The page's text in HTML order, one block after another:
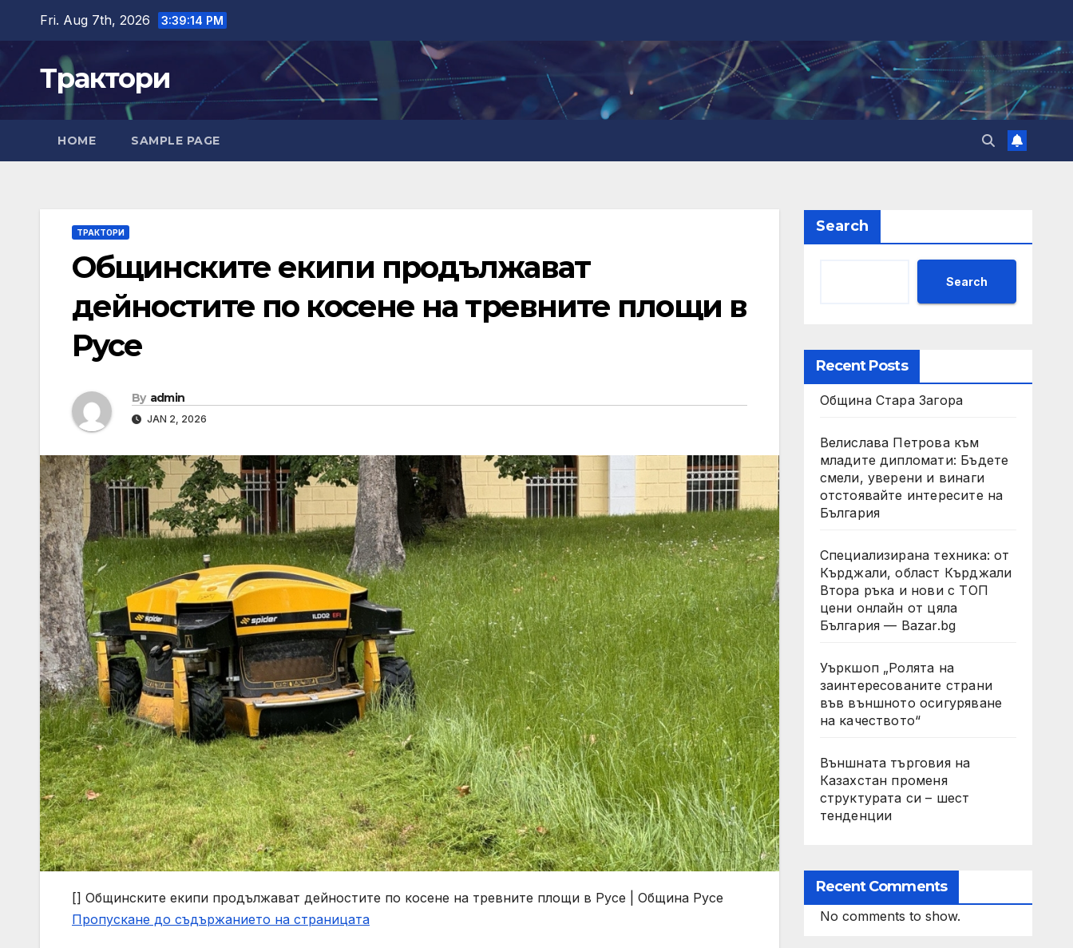
content
Fri. Aug 7th, 2026 3:39:15 PM
Трактори
HOME SAMPLE PAGE
ТРАКТОРИ
Общинските екипи продължават
дейностите по косене на тревните площи в
Русе
By admin
JAN 2, 2026
[] Общинските екипи продължават дейностите по косене на тревните площи в Русе | Община Русе
Пропускане до съдържанието на страницата
Search
Search
Recent Posts
Община Стара Загора
Велислава Петрова към
младите дипломати: Бъдете
смели, уверени и винаги
отстоявайте интересите на
България
Специализирана техника: от
Кърджали, област Кърджали
Втора ръка и нови с ТОП
цени онлайн от цяла
България — Bazar.bg
Уъркшоп „Ролята на
заинтересованите страни
във външното осигуряване
на качеството“
Външната търговия на
Казахстан променя
структурата си – шест
тенденции
Recent Comments
No comments to show.